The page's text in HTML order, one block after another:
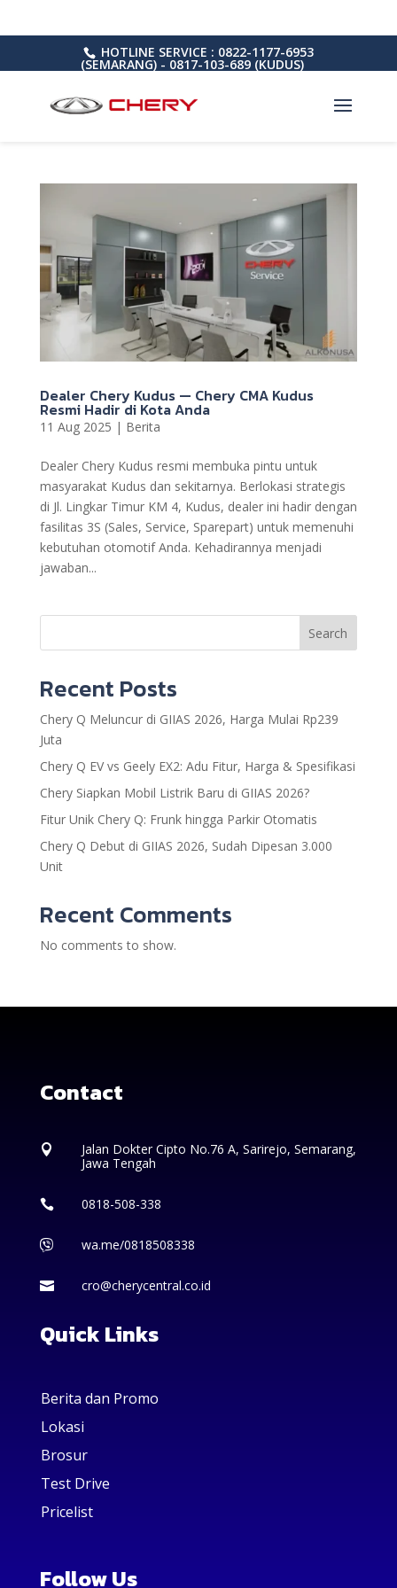
HOTLINE SERVICE : 0822-1177-6953
(SEMARANG) - 0817-103-689 (KUDUS)
Dealer Chery Kudus — Chery CMA Kudus
Resmi Hadir di Kota Anda
11 Aug 2025 | Berita
Dealer Chery Kudus resmi membuka pintu untuk
masyarakat Kudus dan sekitarnya. Berlokasi strategis
di Jl. Lingkar Timur KM 4, Kudus, dealer ini hadir dengan
fasilitas 3S (Sales, Service, Sparepart) untuk memenuhi
kebutuhan otomotif Anda. Kehadirannya menjadi
jawaban...
Search
Recent Posts
Chery Q Meluncur di GIIAS 2026, Harga Mulai Rp239
Juta
Chery Q EV vs Geely EX2: Adu Fitur, Harga & Spesifikasi
Chery Siapkan Mobil Listrik Baru di GIIAS 2026?
Fitur Unik Chery Q: Frunk hingga Parkir Otomatis
Chery Q Debut di GIIAS 2026, Sudah Dipesan 3.000
Unit
Recent Comments
No comments to show.
Contact

Jalan Dokter Cipto No.76 A, Sarirejo, Semarang,
Jawa Tengah
 0818-508-338
 wa.me/0818508338
 cro@cherycentral.co.id
Quick Links
Berita dan Promo
Lokasi
Brosur
Test Drive
Pricelist
Follow Us